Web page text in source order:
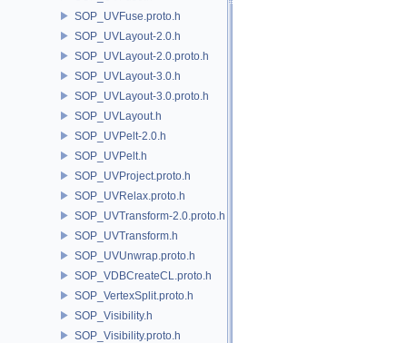
SOP_UVFuse.proto.h
SOP_UVLayout-2.0.h
SOP_UVLayout-2.0.proto.h
SOP_UVLayout-3.0.h
SOP_UVLayout-3.0.proto.h
SOP_UVLayout.h
SOP_UVPelt-2.0.h
SOP_UVPelt.h
SOP_UVProject.proto.h
SOP_UVRelax.proto.h
SOP_UVTransform-2.0.proto.h
SOP_UVTransform.h
SOP_UVUnwrap.proto.h
SOP_VDBCreateCL.proto.h
SOP_VertexSplit.proto.h
SOP_Visibility.h
SOP_Visibility.proto.h